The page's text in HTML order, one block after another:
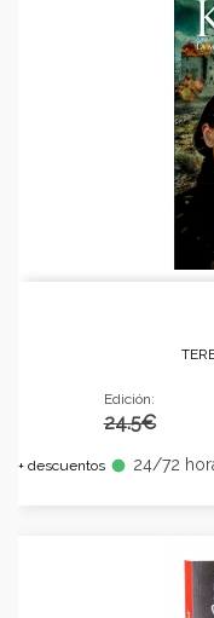
Edición:
24.5€
+ descuentos fiber_manual_record 24/72